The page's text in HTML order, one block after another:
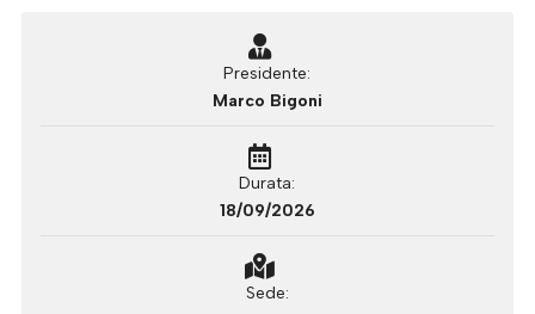
Presidente
Marco Bigoni
Durata
18/09/2026
Sede